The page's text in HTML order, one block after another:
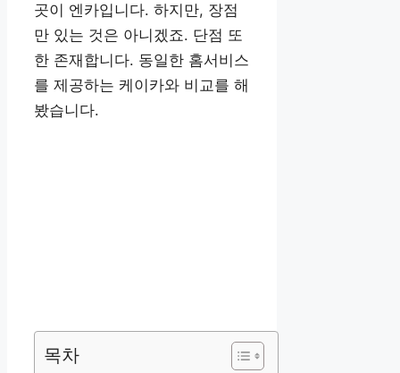
곳이 엔카입니다. 하지만, 장점
만 있는 것은 아니겠죠. 단점 또
한 존재합니다. 동일한 홈서비스
를 제공하는 케이카와 비교를 해
봤습니다.
목차